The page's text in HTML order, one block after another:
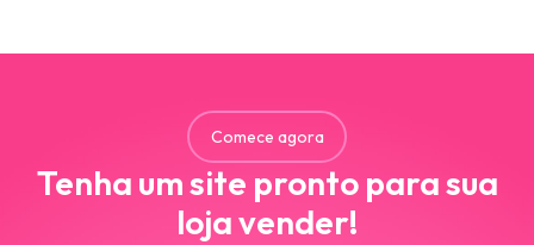
Comece agora
Tenha um site pronto para sua
loja vender!